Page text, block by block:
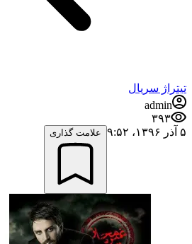
تیتراژ سریال
admin
۳۹۳
۵ آذر ۱۳۹۶،‏ ۹:۵۲
علامت گذاری